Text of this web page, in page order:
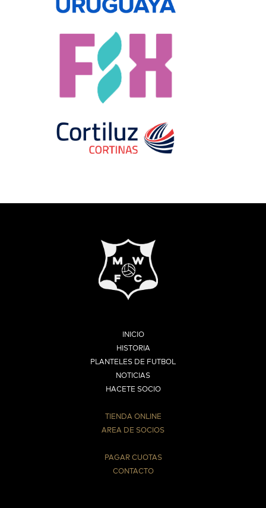
INICIO
HISTORIA
PLANTELES DE FUTBOL
NOTICIAS
HACETE SOCIO
TIENDA ONLINE
AREA DE SOCIOS
PAGAR CUOTAS
CONTACTO